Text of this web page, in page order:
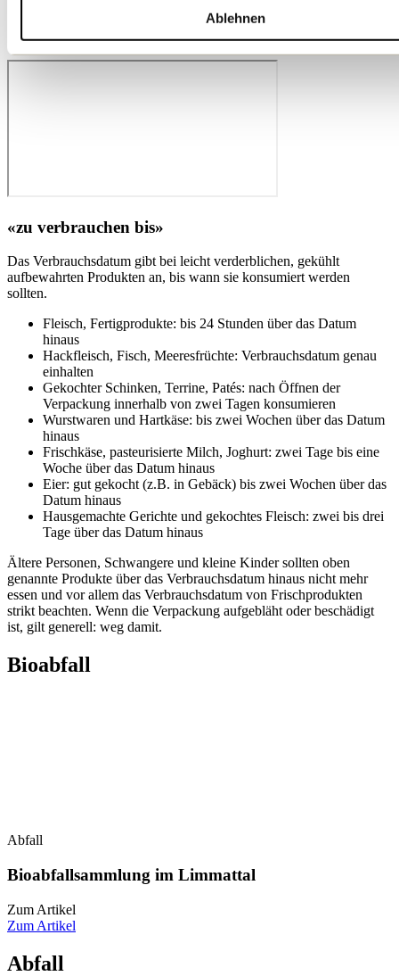
Ablehnen
UHT-Milch: bis zu zehn Tage über das Datum hinaus
Tiefkühlprodukte: mehrere Monate über das Datum hinaus
«zu verbrauchen bis»
Das Verbrauchsdatum gibt bei leicht verderblichen, gekühlt
aufbewahrten Produkten an, bis wann sie konsumiert werden
sollten.
Fleisch, Fertigprodukte: bis 24 Stunden über das Datum
hinaus
Hackfleisch, Fisch, Meeresfrüchte: Verbrauchsdatum genau
einhalten
Gekochter Schinken, Terrine, Patés: nach Öffnen der
Verpackung innerhalb von zwei Tagen konsumieren
Wurstwaren und Hartkäse: bis zwei Wochen über das Datum
hinaus
Frischkäse, pasteurisierte Milch, Joghurt: zwei Tage bis eine
Woche über das Datum hinaus
Eier: gut gekocht (z.B. in Gebäck) bis zwei Wochen über das
Datum hinaus
Hausgemachte Gerichte und gekochtes Fleisch: zwei bis drei
Tage über das Datum hinaus
Ältere Personen, Schwangere und kleine Kinder sollten oben
genannte Produkte über das Verbrauchsdatum hinaus nicht mehr
essen und vor allem das Verbrauchsdatum von Frischprodukten
strikt beachten. Wenn die Verpackung aufgebläht oder beschädigt
ist, gilt generell: weg damit.
Bioabfall
Abfall
Bioabfallsammlung im Limmattal
Zum Artikel
Zum Artikel
Abfall